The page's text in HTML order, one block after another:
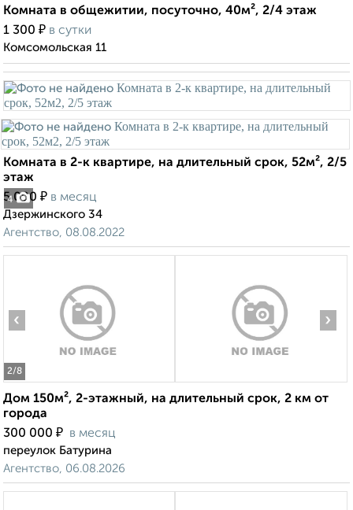
Комната в общежитии, посуточно, 40м², 2/4 этаж
1 300 ₽ в сутки
Комсомольская 11
4
Комната в 2-к квартире, на длительный срок, 52м², 2/5
этаж
5 000 ₽ в месяц
Дзержинского 34
Агентство, 08.08.2022
2/8
‹ ›
Дом 150м², 2-этажный, на длительный срок, 2 км от
города
300 000 ₽ в месяц
переулок Батурина
Агентство, 06.08.2026